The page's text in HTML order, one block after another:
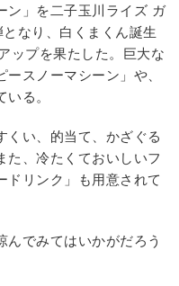
ン」を二子玉川ライズ ガ
なり、白くまくん誕生
ップを果たした。巨大な
スノーマシーン」や、
る。
くい、的当て、かざぐる
た、冷たくておいしいフ
ドリンク」も用意されて
んでみてはいかがだろう